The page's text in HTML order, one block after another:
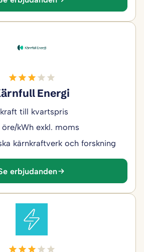
Energi
till kvartspris
öre/kWh exkl. moms
kärnkraftverk och forskning
erbjudanden